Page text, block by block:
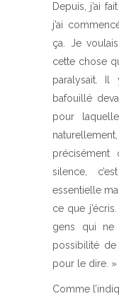
Depuis, j’ai
j’ai
ça. Je
cette chose
paralysait. Il
bafouillé
pour
précisément
silence,
essentielle
ce que
gens qui ne
possibilité
pour le dire. »
Comme